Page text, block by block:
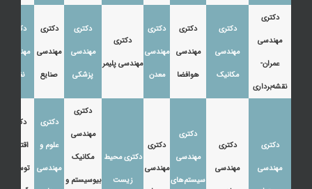
دکتری
مهندسی
عمران-
نقشه‌برداری
دکتری
مهندسی
مکانیک
دکتری
مهندسی
هوافضا
دکتری
مهندسی
معدن
دکتری
مهندسی پلیمر
دکتری
مهندسی
پزشکی
دکتری
مهندسی
صنایع
دکتری
مهندسی
نفت
دکتری
مهندسی
دکتری
مهندسی
دکتری
مهندسی
سیستم‌های
دکتری
مهندسی
دکتری محیط
زیست
دکتری
مهندسی
مکانیک
بیوسیستم و
دکتری
علوم و
مهندسی
دکتری
اقتصاد،
توسعه و